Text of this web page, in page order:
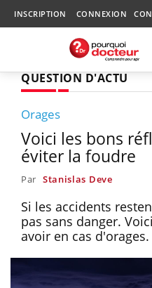
INSCRIPTION CONNEXION
QUESTION D'ACTU
Orages
Voici les bons
éviter la foudre
Par Stanislas Deve
Si les accidents
pas sans danger.
avoir en cas d'orages.